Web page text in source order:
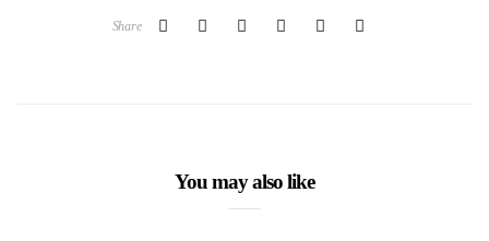
Share
You may also like